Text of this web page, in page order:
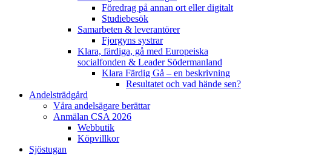
Föredrag på annan ort eller digitalt
Studiebesök
Samarbeten & leverantörer
Fjorgyns systrar
Klara, färdiga, gå med Europeiska
socialfonden & Leader Södermanland
Klara Färdig Gå – en beskrivning
Resultatet och vad hände sen?
Andelsträdgård
Våra andelsägare berättar
Anmälan CSA 2026
Webbutik
Köpvillkor
Sjöstugan